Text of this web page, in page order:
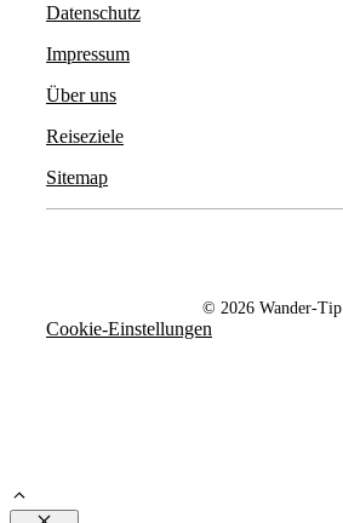
Datenschutz
Impressum
Über uns
Reiseziele
Sitemap
© 2026 Wander-Tip
Cookie-Einstellungen